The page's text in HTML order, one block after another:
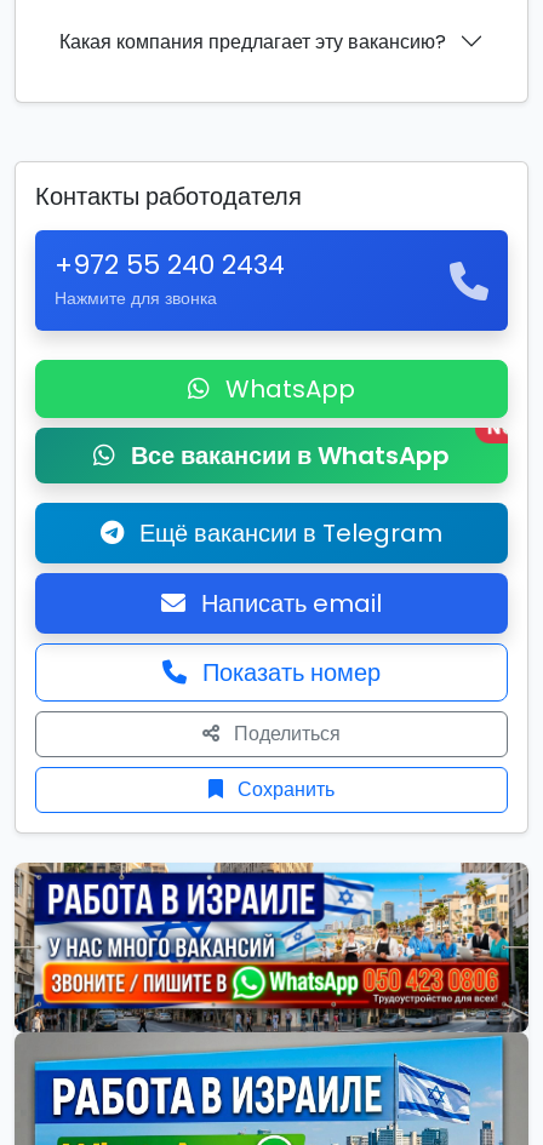
Какая компания предлагает эту вакансию?
Контакты работодателя
+972 55 240 2434
Нажмите для звонка
WhatsApp
Все вакансии в WhatsApp
New
Ещё вакансии в Telegram
Написать email
Показать номер
Поделиться
Сохранить